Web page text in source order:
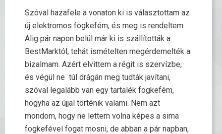
Szóval hazafele a vonaton ki is választottam az
új elektromos fogkefém, és meg is rendeltem.
Alig pár napon belül már ki is szállították a
BestMarktól, tehát ismételten megérdemelték a
bizalmam. Azért elvittem a régit is szervízbe,
és végül ne túl drágán meg tudták javítani,
szóval legalább van egy tartalék fogkefém,
hogyha az újjal történik valami. Nem azt
mondom, hogy ne lettem volna képes a sima
fogkefével fogat mosni, de abban a pár napban,